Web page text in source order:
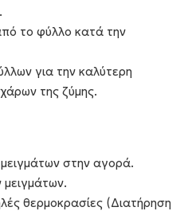
το φύλλο κατά την
για την καλύτερη
της ζύμης.​
στην αγορά.
θερμοκρασίες (Διατήρηση